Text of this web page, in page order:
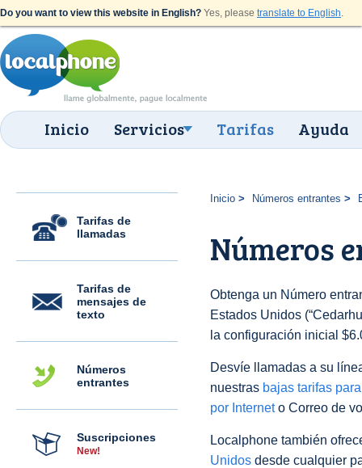
Do you want to view this website in English? Yes, please translate to English.
Inicio Servicios Tarifas Ayuda
Tarifas de
llamadas
Tarifas de
mensajes de
texto
Números
entrantes
Suscripciones
New!
Inicio Números entrantes
Números
Obtenga un Número
Estados Unidos
la configuración inicial
Desvíe llamadas a su
nuestras bajas tarifas
por Interneto Correo de
Localphone también
Unidos desde cualquier